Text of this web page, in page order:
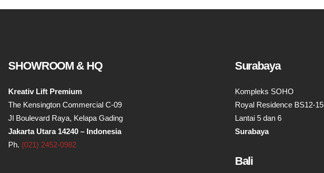
SHOWROOM & HQ
Kreativ Lift Premium
The Kensington Commercial C-09
Jl Boulevard Raya, Kelapa Gading
Jakarta Utara 14240 – Indonesia
Ph. (021) 2452-0982
Surabaya
Kompleks SOHO
Royal Residence BS12-15
Lantai 5 dan 6
Surabaya
Bali